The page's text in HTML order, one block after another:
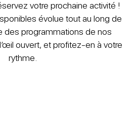
votre prochaine activité !
évolue tout au long de
des programmations de nos
ouvert, et profitez-en à votre
rythme.